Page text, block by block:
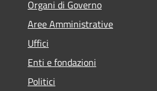
Organi di Governo
Aree Amministrative
Uffici
Enti e fondazioni
Politici